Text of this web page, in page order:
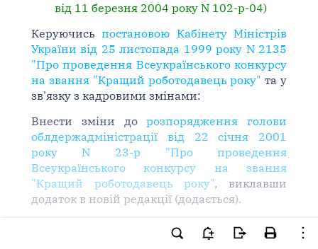
від 11 березня 2004 року N 102-р-04)
Керуючисьпостановою Кабінету Міністрів
України від 25 листопада 1999 року N 2135
"Про проведення Всеукраїнського конкурсу
на звання "Кращий роботодавець року" та у
зв'язку з кадровими змінами:
Внести зміни дорозпорядження голови
облдержадміністрації від 22 січня 2001
року N 23-р "Про проведення
Всеукраїнського конкурсу на звання
"Кращий роботодавець року", виклавши
додаток в новій редакції (додається).